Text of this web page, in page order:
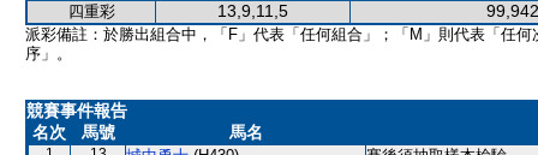
四重彩 13,9,11,5
派彩備註：於勝出組合中，「F」代表「任何組合」；「M」則代表「任何
序」。
競賽事件報告
名次
馬號 馬名